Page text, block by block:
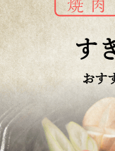
す
おす